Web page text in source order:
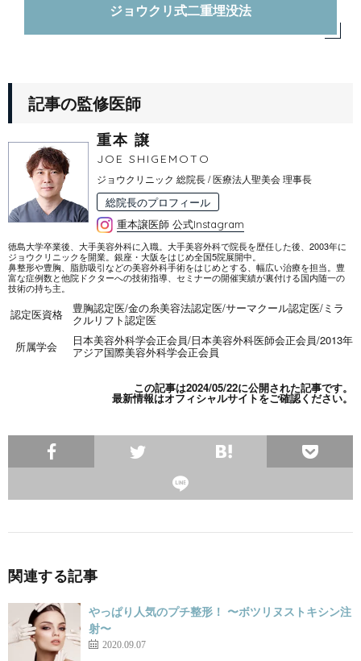
ジョウクリ式二重埋没法
記事の監修医師
重本 譲
JOE SHIGEMOTO
ジョウクリニック 総院長 / 医療法人聖美会 理事長
総院長のプロフィール
重本譲医師 公式Instagram
徳島大学卒業後、大手美容外科に入職。大手美容外科で院長を歴任した後、2003年に
ジョウクリニックを開業。銀座・大阪をはじめ全国5院展開中。
鼻整形や豊胸、脂肪吸引などの美容外科手術をはじめとする、幅広い治療を担当。豊
富な症例数と他院ドクターへの技術指導、セミナーの開催実績が裏付ける国内随一の
技術の持ち主。
認定医資格 豊胸認定医/金の糸美容法認定医/サーマクール認定医/ミラ
クルリフト認定医
所属学会
日本美容外科学会正会員/日本美容外科医師会正会員/2013年
アジア国際美容外科学会正会員
この記事は2024/05/22に公開された記事です。
最新情報はオフィシャルサイトをご確認ください。
関連する記事
やっぱり人気のプチ整形！ 〜ボツリヌストキシン注
射〜
2020.09.07